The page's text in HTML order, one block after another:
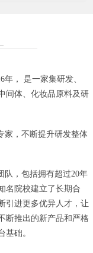
， 是一家集研发、
间体、化妆品原料及研
家，不断提升研发整体
队，包括拥有超过20年
名院校建立了长期合
引进更多优异人才，让
断推出的新产品和严格
基础。